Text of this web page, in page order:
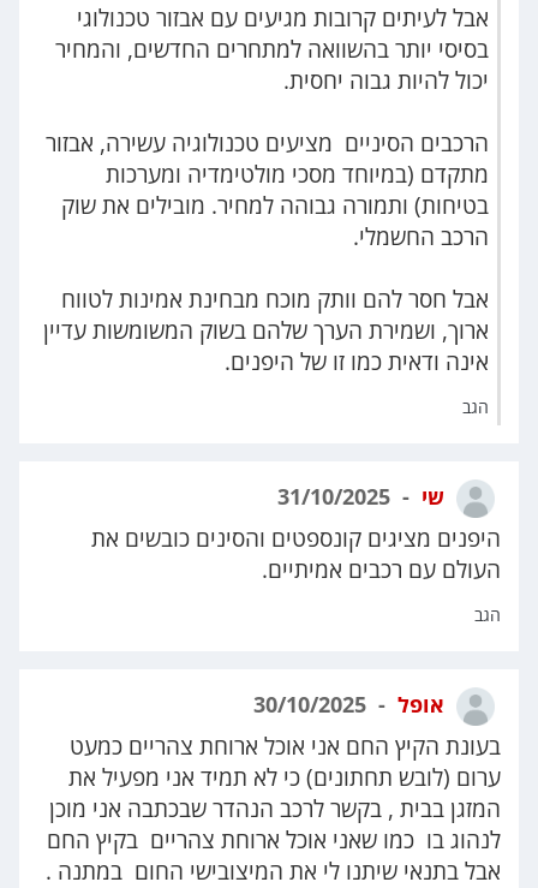
אבל לעיתים קרובות מגיעים עם אבזור טכנולוגי
בסיסי יותר בהשוואה למתחרים החדשים, והמחיר
יכול להיות גבוה יחסית.
הרכבים הסיניים מציעים טכנולוגיה עשירה, אבזור
מתקדם (במיוחד מסכי מולטימדיה ומערכות
בטיחות) ותמורה גבוהה למחיר. מובילים את שוק
הרכב החשמלי.
אבל חסר להם וותק מוכח מבחינת אמינות לטווח
ארוך, ושמירת הערך שלהם בשוק המשומשות עדיין
אינה ודאית כמו זו של היפנים.
הגב
שי
היפנים מציגים קונספטים והסינים כובשים את
העולם עם רכבים אמיתיים.
הגב
אופל
בעונת הקיץ החם אני אוכל ארוחת צהריים כמעט
ערום (לובש תחתונים) כי לא תמיד אני מפעיל את
המזגן בבית , בקשר לרכב הנהדר שבכתבה אני מוכן
לנהוג בו כמו שאני אוכל ארוחת צהריים בקיץ החם
אבל בתנאי שיתנו לי את המיצובישי החום במתנה .